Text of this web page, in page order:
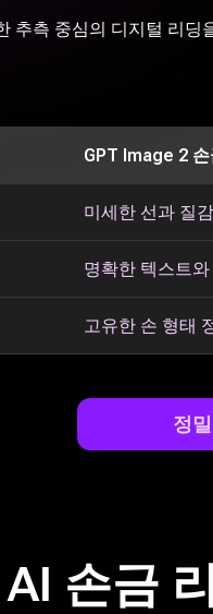
추측 중심의 디지털 리
GPT Image 2 손
미세한 선과 질
명확한 텍스트
고유한 손 형태
정
AI 손금